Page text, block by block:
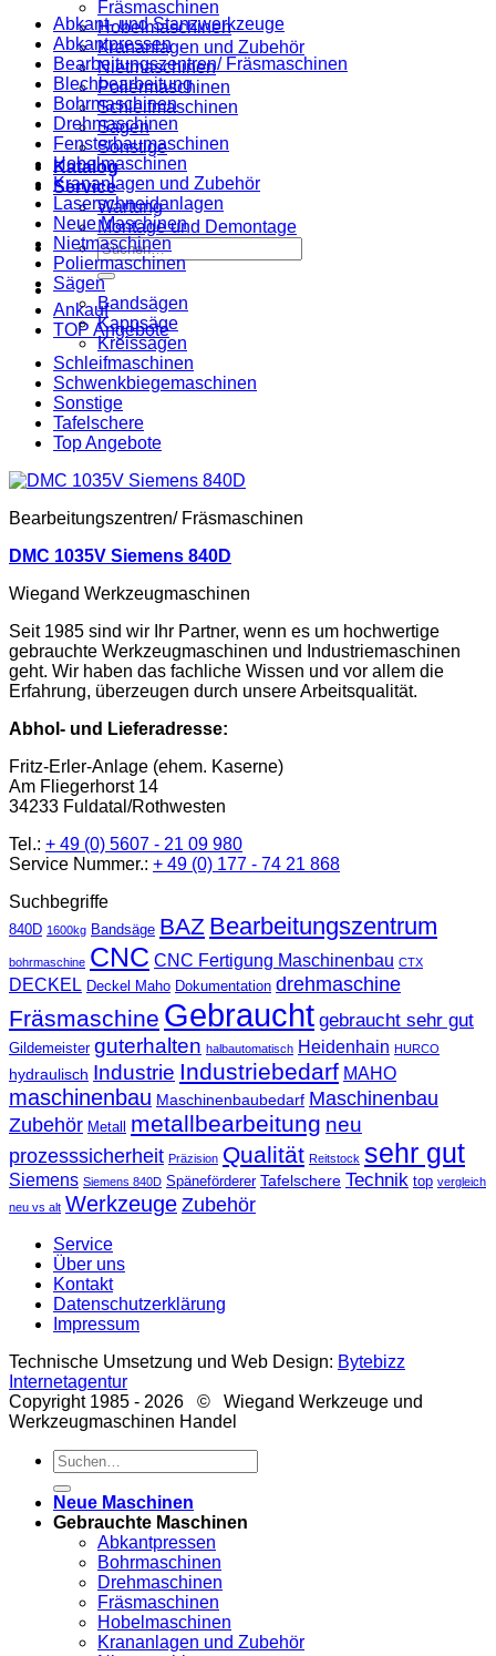
Fräsmaschinen
Hobelmaschinen
Krananlagen und Zubehör
Nietmaschinen
Poliermaschinen
Schleifmaschinen
Sägen
Sonstige
Katalog
Service
Wartung
Montage und Demontage
Suche
nach:
Ankauf
TOP Angebote
Abkant- und Stanzwerkzeuge
Abkantpressen
Bearbeitungszentren/ Fräsmaschinen
Blechbearbeitung
Bohrmaschinen
Drehmaschinen
Fensterbaumaschinen
Hobelmaschinen
Krananlagen und Zubehör
Laserschneidanlagen
Neue Maschinen
Nietmaschinen
Poliermaschinen
Sägen
Bandsägen
Kappsäge
Kreissägen
Schleifmaschinen
Schwenkbiegemaschinen
Sonstige
Tafelschere
Top Angebote
Bearbeitungszentren/ Fräsmaschinen
DMC 1035V Siemens 840D
Wiegand Werkzeugmaschinen
Seit 1985 sind wir Ihr Partner, wenn es um hochwertige
gebrauchte Werkzeugmaschinen und Industriemaschinen
geht. Wir haben das fachliche Wissen und vor allem die
Erfahrung, überzeugen durch unsere Arbeitsqualität.
Abhol- und Lieferadresse:
Fritz-Erler-Anlage (ehem. Kaserne)
Am Fliegerhorst 14
34233 Fuldatal/Rothwesten
Tel.: + 49 (0) 5607 - 21 09 980
Service Nummer.: + 49 (0) 177 - 74 21 868
Suchbegriffe
840D 1600kg Bandsäge BAZ Bearbeitungszentrum
bohrmaschine CNC CNC Fertigung Maschinenbau CTX
DECKEL Deckel Maho Dokumentation drehmaschine
Fräsmaschine Gebraucht gebraucht sehr gut
Gildemeister guterhalten halbautomatisch Heidenhain HURCO
hydraulisch Industrie Industriebedarf MAHO
maschinenbau Maschinenbaubedarf Maschinenbau
Zubehör Metall metallbearbeitung neu
prozesssicherheit Präzision Qualität Reitstock sehr gut
Siemens Siemens 840D Späneförderer Tafelschere Technik top vergleich
neu vs alt Werkzeuge Zubehör
Service
Über uns
Kontakt
Datenschutzerklärung
Impressum
Technische Umsetzung und Web Design: Bytebizz
Internetagentur
Copyright 1985 - 2026 © Wiegand Werkzeuge und
Werkzeugmaschinen Handel
Suche
nach:
Neue Maschinen
Gebrauchte Maschinen
Abkantpressen
Bohrmaschinen
Drehmaschinen
Fräsmaschinen
Hobelmaschinen
Krananlagen und Zubehör